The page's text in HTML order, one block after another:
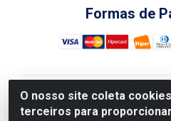
O nosso site coleta
terceiros para
Formas de
Nova Boni Distribuidora de
- Rua Alice Tibiriçá, 330 -